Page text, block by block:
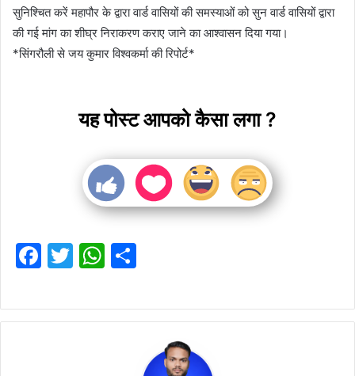
सुनिश्चित करें महापौर के द्वारा वार्ड वासियों की समस्याओं को सुन वार्ड वासियों द्वारा
की गई मांग का शीघ्र निराकरण कराए जाने का आश्वासन दिया गया।
*सिंगरौली से जय कुमार विश्वकर्मा की रिपोर्ट*
यह पोस्ट आपको कैसा लगा ?
F
c
e
T
itt
er
W
at
s
ar
e